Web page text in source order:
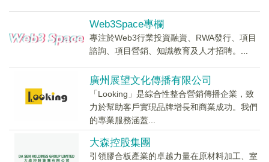
Web3Space專欄
專注於Web3行業投資融資、RWA發行、項目
諮詢、項目營銷、知識教育及人才招聘。...
廣州展望文化傳播有限公司
「Looking」是綜合性整合營銷傳播企業，致
力於幫助客戶實現品牌增長和商業成功。我們
的專業服務涵蓋...
大森控股集團
引領膠合板產業的卓越力量在原材料加工、室